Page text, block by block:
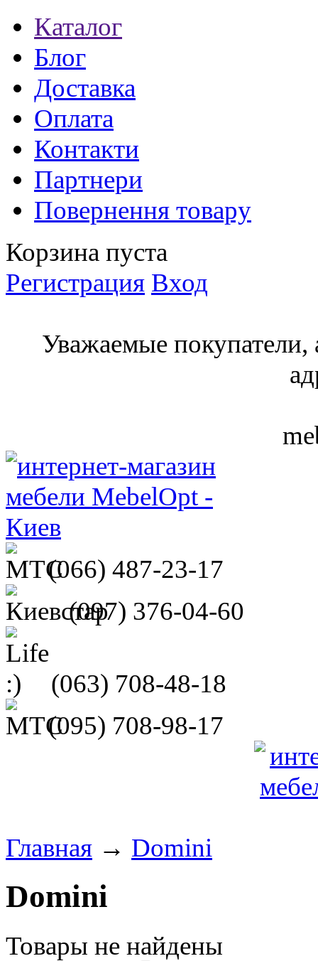
Каталог
Блог
Доставка
Оплата
Контакти
Партнери
Повернення товару
Корзина пуста
Регистрация Вход
Уважаемые покупатели,
(066) 487-23-17
(097) 376-04-60
(063) 708-48-18
(095) 708-98-17
Главная → Domini
Domini
Товары не найдены